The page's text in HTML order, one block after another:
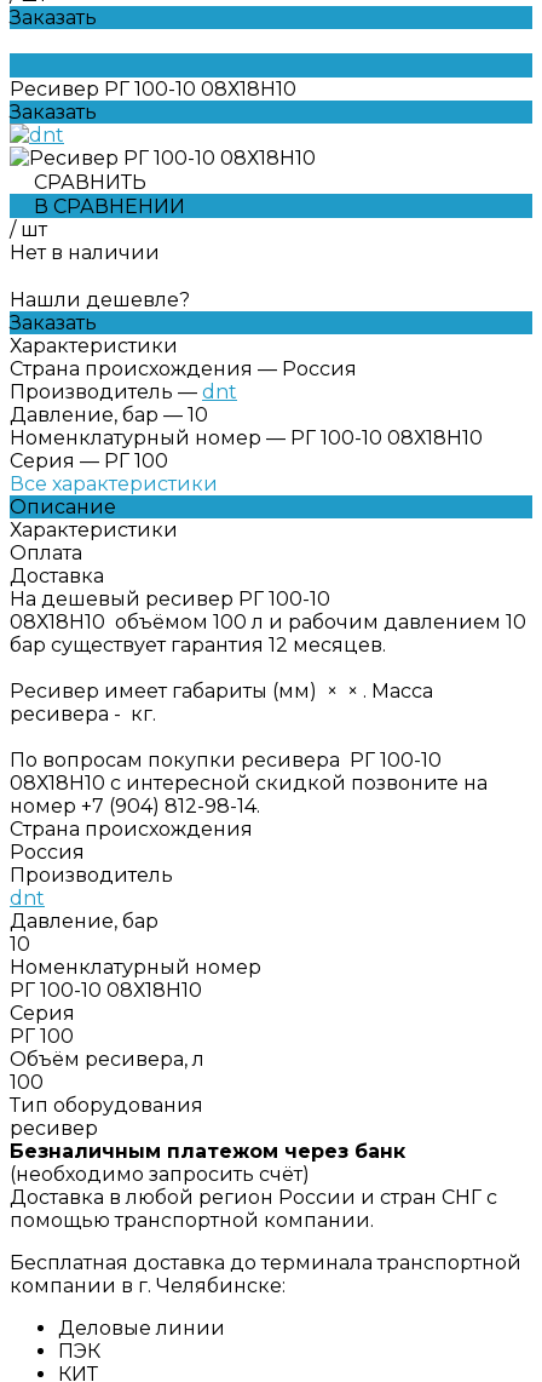
Заказать
Ресивер РГ 100-10 08Х18Н10
Заказать
СРАВНИТЬ
В СРАВНЕНИИ
/ шт
Нет в наличии
Нашли дешевле?
Заказать
Характеристики
Страна происхождения — Россия
Производитель — dnt
Давление, бар — 10
Номенклатурный номер — РГ 100-10 08Х18Н10
Серия — РГ 100
Все характеристики
Описание
Характеристики
Оплата
Доставка
На дешевый ресивер РГ 100-10
08Х18Н10 объёмом 100 л и рабочим давлением 10
бар существует гарантия 12 месяцев.
Ресивер имеет габариты (мм) × × . Масса
ресивера - кг.
По вопросам покупки ресивера РГ 100-10
08Х18Н10 с интересной скидкой позвоните на
номер +7 (904) 812-98-14.
Страна происхождения
Россия
Производитель
dnt
Давление, бар
10
Номенклатурный номер
РГ 100-10 08Х18Н10
Серия
РГ 100
Объём ресивера, л
100
Тип оборудования
ресивер
Безналичным платежом через банк
(необходимо запросить счёт)
Доставка в любой регион России и стран СНГ с
помощью транспортной компании.
Бесплатная доставка до терминала транспортной
компании в г. Челябинске:
Деловые линии
ПЭК
КИТ